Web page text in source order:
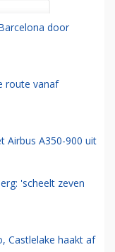
door
route vanaf
Airbus A350-900 uit
'scheelt zeven
Castlelake haakt af